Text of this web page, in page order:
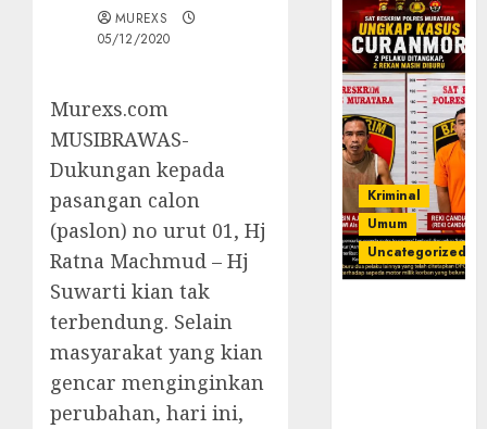
MUREXS
05/12/2020
Murexs.com
MUSIBRAWAS-
Dukungan kepada
pasangan calon
(paslon) no urut 01, Hj
Ratna Machmud – Hj
Suwarti kian tak
terbendung. Selain
masyarakat yang kian
gencar menginginkan
perubahan, hari ini,
Kriminal
Umum
Uncategorized